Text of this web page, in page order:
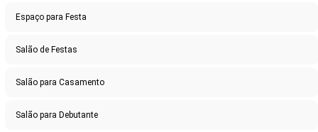
Espaço para Festa
Salão de Festas
Salão para Casamento
Salão para Debutante